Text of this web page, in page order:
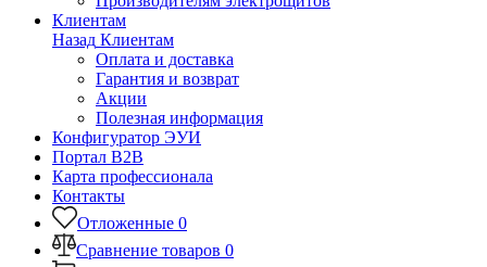
Клиентам
Назад Клиентам
Оплата и доставка
Гарантия и возврат
Акции
Полезная информация
Конфигуратор ЭУИ
Портал B2B
Карта профессионала
Контакты
Отложенные 0
Сравнение товаров 0